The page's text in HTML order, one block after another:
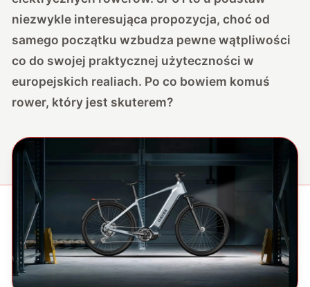
niezwykle interesująca propozycja, choć od
samego początku wzbudza pewne wątpliwości
co do swojej praktycznej użyteczności w
europejskich realiach. Po co bowiem komuś
rower, który jest skuterem?